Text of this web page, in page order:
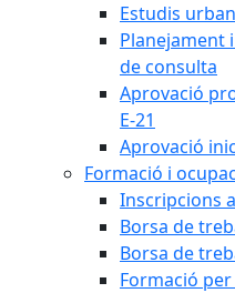
Estudis
Planejament
de consulta
Aprovació
E-21
Aprovació
Formació i
Inscripcions
Borsa de
Borsa de
Formació